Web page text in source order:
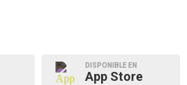
DISPONIBLE EN
App Store